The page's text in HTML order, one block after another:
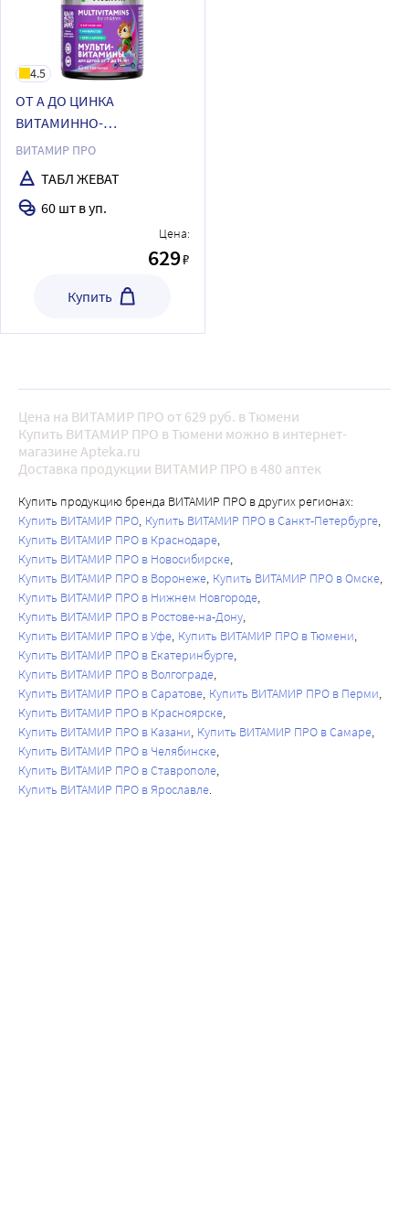
4.5
ОТ А ДО ЦИНКА
ВИТАМИННО-
МИНЕРАЛЬНЫЙ
КОМПЛЕКС ДЛЯ ДЕТЕЙ ОТ
7 ДО 14ЛЕТ
ВИТАМИР ПРО
ТАБЛ ЖЕВАТ
60 шт в уп.
Цена:
629₽
Купить
Цена на ВИТАМИР ПРО от 629 руб. в Тюмени
Купить ВИТАМИР ПРО в Тюмени можно в интернет-
магазине Apteka.ru
Доставка продукции ВИТАМИР ПРО в 480 аптек
Купить продукцию бренда ВИТАМИР ПРО в других регионах:
Купить ВИТАМИР ПРО Купить ВИТАМИР ПРО в Санкт-Петербурге
Купить ВИТАМИР ПРО в Краснодаре
Купить ВИТАМИР ПРО в Новосибирске
Купить ВИТАМИР ПРО в Воронеже Купить ВИТАМИР ПРО в Омске
Купить ВИТАМИР ПРО в Нижнем Новгороде
Купить ВИТАМИР ПРО в Ростове-на-Дону
Купить ВИТАМИР ПРО в Уфе Купить ВИТАМИР ПРО в Тюмени
Купить ВИТАМИР ПРО в Екатеринбурге
Купить ВИТАМИР ПРО в Волгограде
Купить ВИТАМИР ПРО в Саратове Купить ВИТАМИР ПРО в Перми
Купить ВИТАМИР ПРО в Красноярске
Купить ВИТАМИР ПРО в Казани Купить ВИТАМИР ПРО в Самаре
Купить ВИТАМИР ПРО в Челябинске
Купить ВИТАМИР ПРО в Ставрополе
Купить ВИТАМИР ПРО в Ярославле